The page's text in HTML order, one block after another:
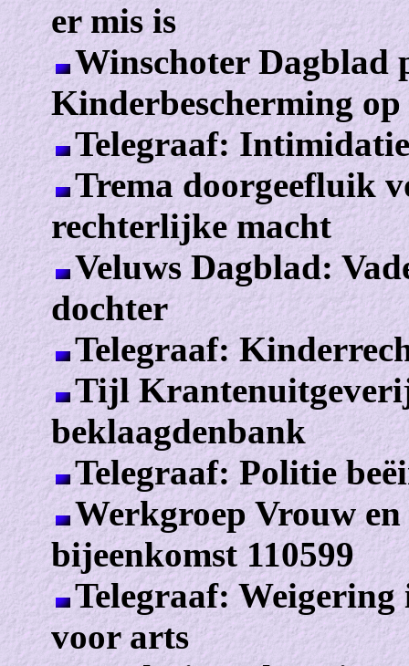
er mis is
Winschoter Dagblad
Kinderbescherming
Telegraaf:
Trema doorgeefluik
rechterlijke macht
Veluws Dagblad:
dochter
Telegraaf:
Tijl
beklaagdenbank
Telegraaf: Politie
Werkgroep Vrouw
bijeenkomst 110599
Telegraaf: Weigering
voor arts